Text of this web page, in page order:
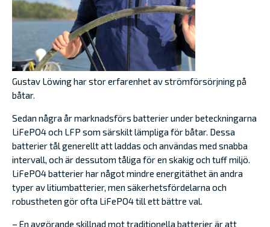
Gustav Löwing har stor erfarenhet av strömförsörjning på
båtar.
Sedan några år marknadsförs batterier under beteckningarna
LiFePO4 och LFP som särskilt lämpliga för båtar. Dessa
batterier tål generellt att laddas och användas med snabba
intervall, och är dessutom tåliga för en skakig och tuff miljö.
LiFePO4 batterier har något mindre energitäthet än andra
typer av litiumbatterier, men säkerhetsfördelarna och
robustheten gör ofta LiFePO4 till ett bättre val.
– En avgörande skillnad mot traditionella batterier är att